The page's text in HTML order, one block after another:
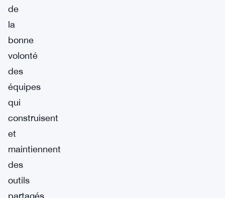
de
la
bonne
volonté
des
équipes
qui
construisent
et
maintiennent
des
outils
partagés